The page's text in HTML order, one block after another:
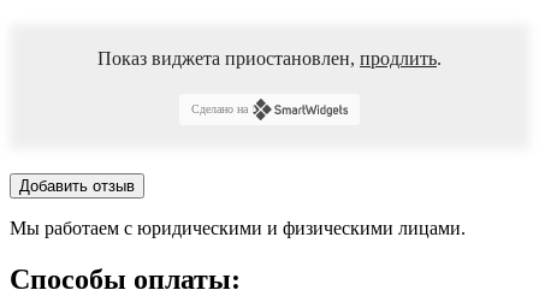
Показ виджета приостановлен, продлить.
Сделано на
Добавить отзыв
Мы работаем с юридическими и физическими лицами.
Способы оплаты: